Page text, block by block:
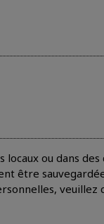
ou dans
être